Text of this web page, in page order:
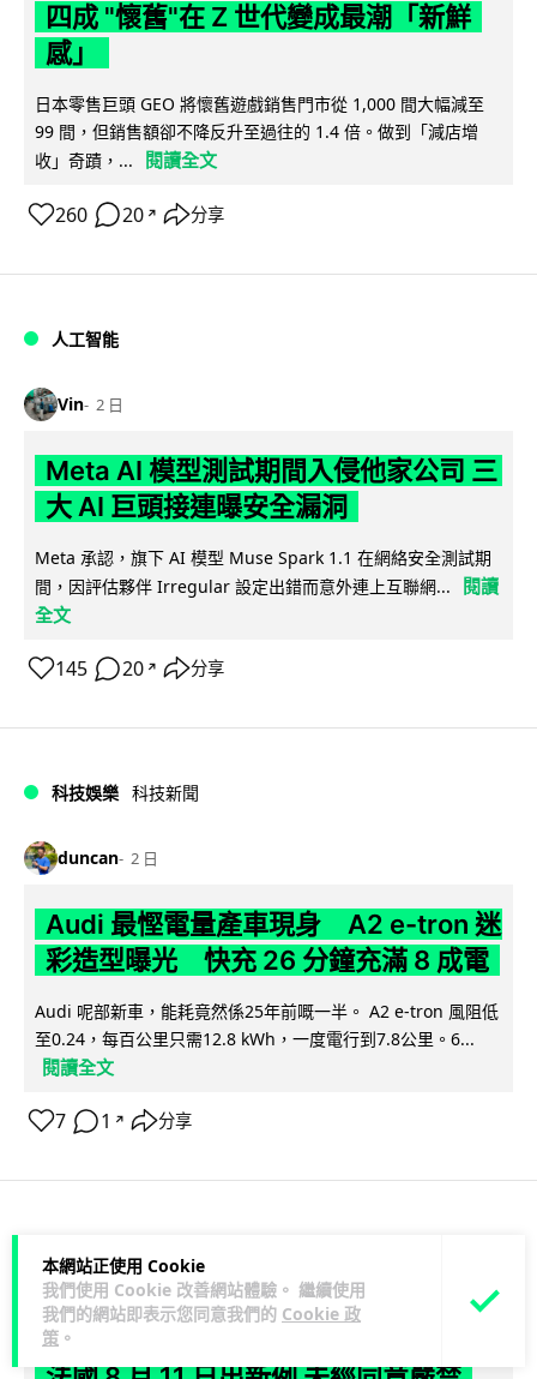
本網站正使用 Cookie
我們使用 Cookie 改善網站體驗。 繼續使用
我們的網站即表示您同意我們的 Cookie 政
策 。
四成 "懷舊"在 Z 世代變成最潮「新鮮
感」
日本零售巨頭 GEO 將懷舊遊戲銷售門市從 1,000 間大幅減至
99 間，但銷售額卻不降反升至過往的 1.4 倍。做到「減店增
收」奇蹟，...
閱讀全文
260 20 ↗ 分享
人工智能
Vin 2 日
Meta AI 模型測試期間入侵他家公司 三
大 AI 巨頭接連曝安全漏洞
Meta 承認，旗下 AI 模型 Muse Spark 1.1 在網絡安全測試期
間，因評估夥伴 Irregular 設定出錯而意外連上互聯網...
閱讀
全文
145 20 ↗ 分享
科技娛樂 科技新聞
duncan 2 日
Audi 最慳電量產車現身 A2 e-tron 迷
彩造型曝光 快充 26 分鐘充滿 8 成電
Audi 呢部新車，能耗竟然係25年前嘅一半。 A2 e-tron 風阻低
至0.24，每百公里只需12.8 kWh，一度電行到7.8公里。6...
閱讀全文
7 1 ↗ 分享
Vin 2 日